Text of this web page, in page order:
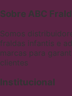
Sobre ABC
Somos
fraldas infantis e
marcas para
clientes
Institucional